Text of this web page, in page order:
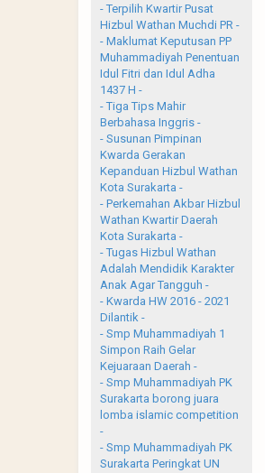
- Terpilih Kwartir Pusat
Hizbul Wathan Muchdi PR -
- Maklumat Keputusan PP
Muhammadiyah Penentuan
Idul Fitri dan Idul Adha
1437 H -
- Tiga Tips Mahir
Berbahasa Inggris -
- Susunan Pimpinan
Kwarda Gerakan
Kepanduan Hizbul Wathan
Kota Surakarta -
- Perkemahan Akbar Hizbul
Wathan Kwartir Daerah
Kota Surakarta -
- Tugas Hizbul Wathan
Adalah Mendidik Karakter
Anak Agar Tangguh -
- Kwarda HW 2016 - 2021
Dilantik -
- Smp Muhammadiyah 1
Simpon Raih Gelar
Kejuaraan Daerah -
- Smp Muhammadiyah PK
Surakarta borong juara
lomba islamic competition
-
- Smp Muhammadiyah PK
Surakarta Peringkat UN